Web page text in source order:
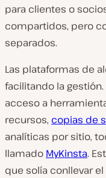
para clientes o
compartidos, pero
separados.
Las plataformas de
facilitando la
acceso a
recursos, copias de
analíticas por sitio,
llamado MyKinsta.
que solía conllevar el